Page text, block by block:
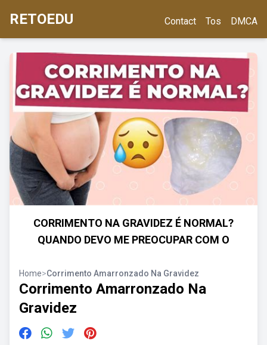
RETOEDU Contact Tos DMCA
CORRIMENTO NA GRAVIDEZ É NORMAL?
QUANDO DEVO ME PREOCUPAR COM O
Home>Corrimento Amarronzado Na Gravidez
Corrimento Amarronzado Na
Gravidez